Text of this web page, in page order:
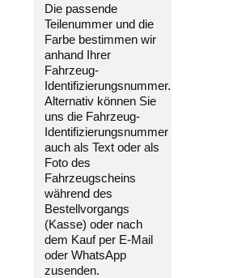
Die passende
Teilenummer und die
Farbe bestimmen wir
anhand Ihrer
Fahrzeug-
Identifizierungsnummer.
Alternativ können Sie
uns die Fahrzeug-
Identifizierungsnummer
auch als Text oder als
Foto des
Fahrzeugscheins
während des
Bestellvorgangs
(Kasse) oder nach
dem Kauf per E-Mail
oder WhatsApp
zusenden.